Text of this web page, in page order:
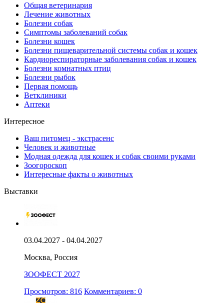
Общая ветеринария
Лечение животных
Болезни собак
Симптомы заболеваний собак
Болезни кошек
Болезни пищеварительной системы собак и кошек
Кардиореспираторные заболевания собак и кошек
Болезни комнатных птиц
Болезни рыбок
Первая помощь
Ветклиники
Аптеки
Интересное
Ваш питомец - экстрасенс
Человек и животные
Модная одежда для кошек и собак своими руками
Зоогороскоп
Интересные факты о животных
Выставки
03.04.2027 - 04.04.2027
Москва, Россия
ЗООФЕСТ 2027
Просмотров: 816 Комментариев: 0